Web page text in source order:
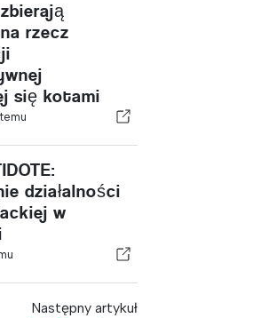
rzecz
się kotami
działalności
w
Następny artykuł